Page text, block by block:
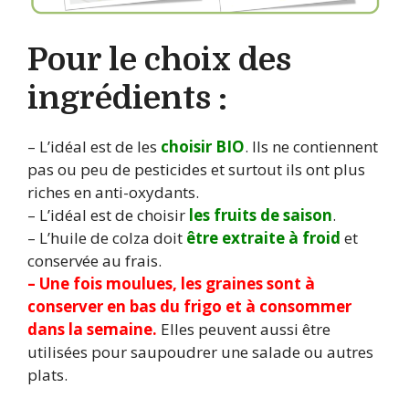
Pour le choix des
ingrédients :
– L’idéal est de les choisir BIO. Ils ne contiennent
pas ou peu de pesticides et surtout ils ont plus
riches en anti-oxydants.
– L’idéal est de choisir les fruits de saison.
– L’huile de colza doit être extraite à froid et
conservée au frais.
– Une fois moulues, les graines sont à
conserver en bas du frigo et à consommer
dans la semaine. Elles peuvent aussi être
utilisées pour saupoudrer une salade ou autres
plats.